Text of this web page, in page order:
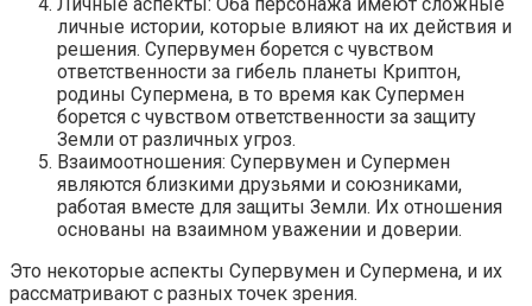
личные истории, которые влияют на их действия и
решения. Супервумен борется с чувством
ответственности за гибель планеты Криптон,
родины Супермена, в то время как Супермен
борется с чувством ответственности за защиту
Земли от различных угроз.
Взаимоотношения: Супервумен и Супермен
являются близкими друзьями и союзниками,
работая вместе для защиты Земли. Их отношения
основаны на взаимном уважении и доверии.
Это некоторые аспекты Супервумен и Супермена, и их
рассматривают с разных точек зрения.